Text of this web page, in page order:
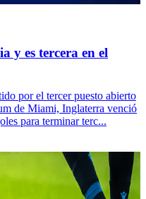
y es tercera en el
por el tercer puesto abierto
de Miami, Inglaterra venció
para terminar terc...